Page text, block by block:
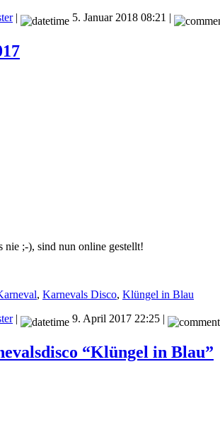
| 5. Januar 2018 08:21 |
nie ;-), sind nun online gestellt!
, Karnevals Disco, Klüngel in Blau
| 9. April 2017 22:25 |
“Klüngel in Blau”